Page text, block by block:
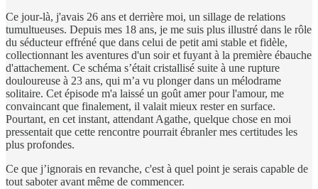
Ce jour-là, j'avais 26 ans et derrière moi, un sillage de relations
tumultueuses. Depuis mes 18 ans, je me suis plus illustré dans le rôle
du séducteur effréné que dans celui de petit ami stable et fidèle,
collectionnant les aventures d'un soir et fuyant à la première ébauche
d'attachement. Ce schéma s’était cristallisé suite à une rupture
douloureuse à 23 ans, qui m’a vu plonger dans un mélodrame
solitaire. Cet épisode m'a laissé un goût amer pour l'amour, me
convaincant que finalement, il valait mieux rester en surface.
Pourtant, en cet instant, attendant Agathe, quelque chose en moi
pressentait que cette rencontre pourrait ébranler mes certitudes les
plus profondes.
Ce que j’ignorais en revanche, c'est à quel point je serais capable de
tout saboter avant même de commencer.